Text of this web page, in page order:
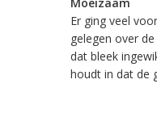
Er ging veel
gelegen over
dat bleek
houdt in dat de